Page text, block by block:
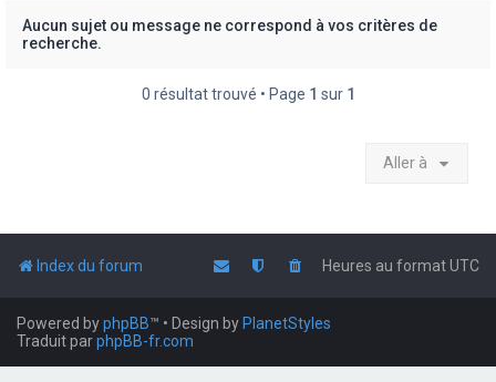
Aucun sujet ou message ne correspond à vos critères de
recherche.
0 résultat trouvé • Page 1 sur 1
Aller à
Index du forum Heures au formatUTC
Powered byphpBB™ • Design by PlanetStyles
Traduit parphpBB-fr.com